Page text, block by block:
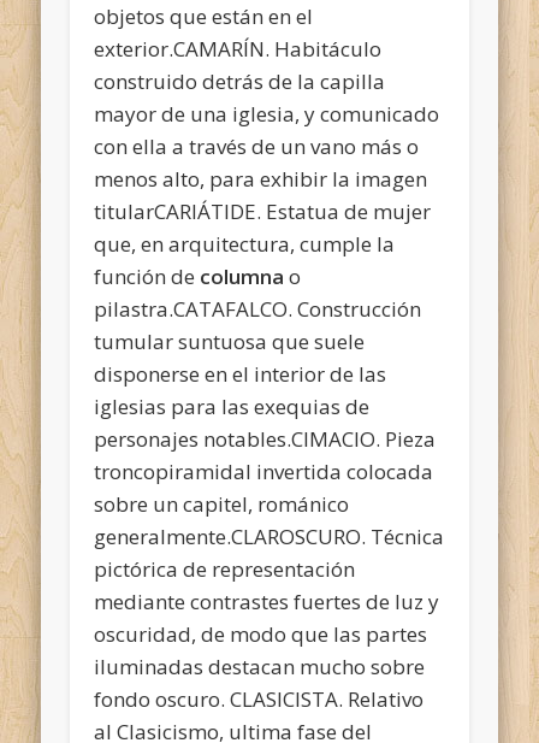
objetos que están en el
exterior.CAMARÍN. Habitáculo
construido detrás de la capilla
mayor de una iglesia, y comunicado
con ella a través de un vano más o
menos alto, para exhibir la imagen
titularCARIÁTIDE. Estatua de mujer
que, en arquitectura, cumple la
función de columna o
pilastra.CATAFALCO. Construcción
tumular suntuosa que suele
disponerse en el interior de las
iglesias para las exequias de
personajes notables.CIMACIO. Pieza
troncopiramidal invertida colocada
sobre un capitel, románico
generalmente.CLAROSCURO. Técnica
pictórica de representación
mediante contrastes fuertes de luz y
oscuridad, de modo que las partes
iluminadas destacan mucho sobre
fondo oscuro. CLASICISTA. Relativo
al Clasicismo, ultima fase del